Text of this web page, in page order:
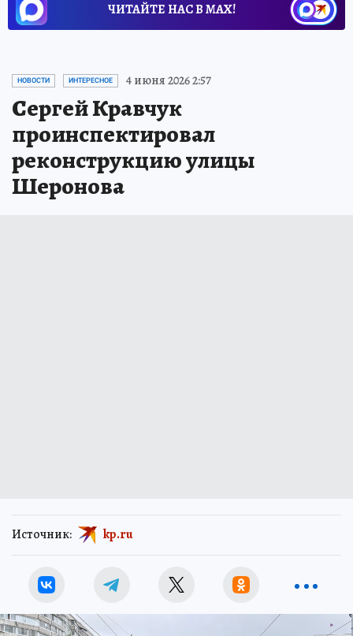
ЧИТАЙТЕ НАС В МАХ!
НОВОСТИ ИНТЕРЕСНОЕ 4 июня 2026 2:57
Сергей Кравчук
проинспектировал
реконструкцию улицы
Шеронова
Источник: kp.ru